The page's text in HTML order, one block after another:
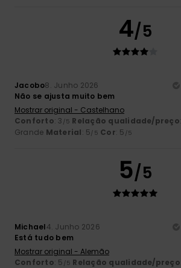
4/5
Jacobo8. Junho 2026
Não se ajusta muito bem
Mostrar original - Castelhano
Conforto: 3 /5 Relação qualidade/preço
Grande Material: 5/5 Cor: 5 /5
5/5
Michael4. Junho 2026
Está tudo bem
Mostrar original - Alemão
Conforto: 5 /5 Relação qualidade/preço